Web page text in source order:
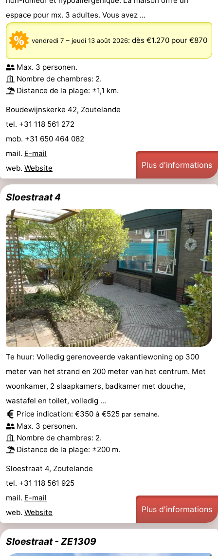
bos
Vlissingen
-
Middelburg
Zeeuws-
Vlaanderen
-
Nieuwvliet
-
Sluis
-
Cadzand
-
Nature
Het
Zwin
Météo
Contact
espace pour mx. 3 adultes. Vous avez ...
vendredi 7 – jeudi 13 août 2026: dès €1.270 pour €870
Max. 3 personen.
Nombre de chambres: 2.
Distance de la plage: ±1,1 km.
Boudewijnskerke 42, Zoutelande
tel. +31 118 561 272
mob. +31 650 464 082
mail. E-mail
web. Website Plus d'informations
Sloestraat 4
Te huur: Volledig gerenoveerde vakantiewoning op 300
meter van het strand en 200 meter van het centrum. Met
woonkamer, 2 slaapkamers, badkamer met douche,
wastafel en toilet, volledig ...
Price indication: €350 à €525 par semaine.
Max. 3 personen.
Nombre de chambres: 2.
Distance de la plage: ±200 m.
Sloestraat 4, Zoutelande
tel. +31 118 561 925
mail. E-mail
web. Website Plus d'informations
Sloestraat - ZE1309